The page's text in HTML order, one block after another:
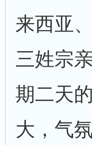
来西亚
三姓宗
期二天
大，气